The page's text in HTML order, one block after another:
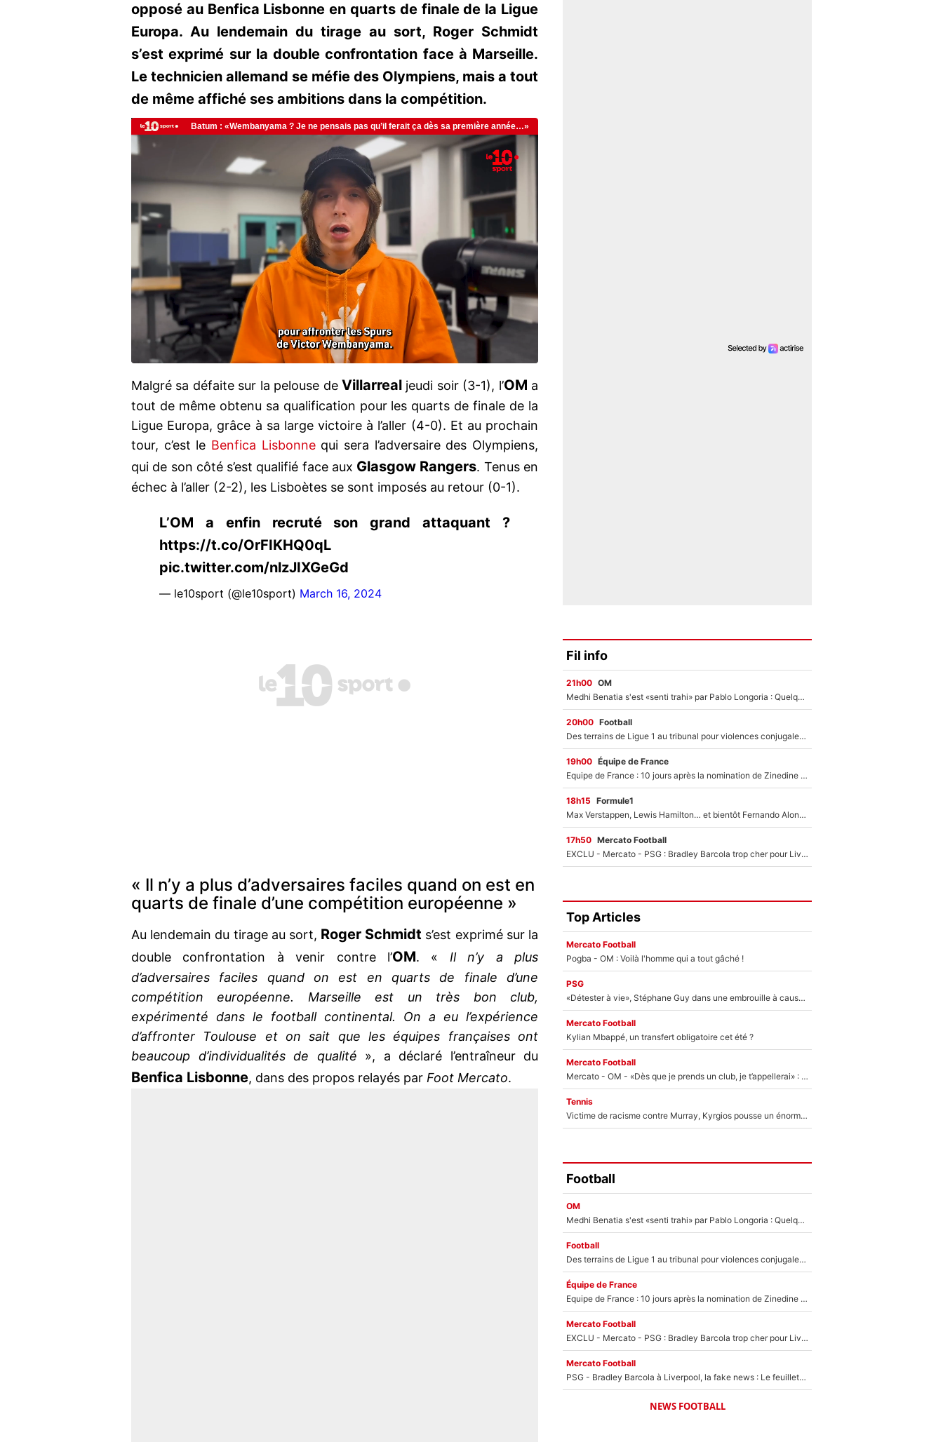
opposé au Benfica Lisbonne en quarts de finale de la Ligue
Europa. Au lendemain du tirage au sort, Roger Schmidt
s’est exprimé sur la double confrontation face à Marseille.
Le technicien allemand se méfie des Olympiens, mais a tout
de même affiché ses ambitions dans la compétition.
Malgré sa défaite sur la pelouse de Villarreal jeudi soir (3-1), l’OM a
tout de même obtenu sa qualification pour les quarts de finale de la
Ligue Europa, grâce à sa large victoire à l’aller (4-0). Et au prochain
tour, c’est le Benfica Lisbonnequi sera l’adversaire des Olympiens,
qui de son côté s’est qualifié face aux Glasgow Rangers. Tenus en
échec à l’aller (2-2), les Lisboètes se sont imposés au retour (0-1).
L’OM a enfin recruté son grand attaquant ?
https://t.co/OrFIKHQ0qL
pic.twitter.com/nlzJIXGeGd
— le10sport (@le10sport) March 16, 2024
« Il n’y a plus d’adversaires faciles quand on est en
quarts de finale d’une compétition européenne »
Au lendemain du tirage au sort, Roger Schmidt s’est exprimé sur la
double confrontation à venir contre l’OM. « Il n’y a plus
d’adversaires faciles quand on est en quarts de finale d’une
compétition européenne. Marseille est un très bon club,
expérimenté dans le football continental. On a eu l’expérience
d’affronter Toulouse et on sait que les équipes françaises ont
beaucoup d’individualités de qualité », a déclaré l’entraîneur du
Benfica Lisbonne, dans des propos relayés par Foot Mercato.
Fil info
21h00 OM
Medhi Benatia s'est «senti trahi» par Pablo Longoria : Quelques semaines après son départ, l'ancien directeur de football de l'OM règle ses comptes
20h00 Football
Des terrains de Ligue 1 au tribunal pour violences conjugales : Un arbitre français encourt une peine de 18 mois de prison !
19h00 Équipe de France
Equipe de France : 10 jours après la nomination de Zinedine Zidane, c'est au tour de son fils de prendre un nouveau départ !
18h15 Formule1
Max Verstappen, Lewis Hamilton… et bientôt Fernando Alonso ? Le classement des pilotes les mieux payés en Formule 1 risque de changer !
17h50 Mercato Football
EXCLU - Mercato - PSG : Bradley Barcola trop cher pour Liverpool
Top Articles
Mercato Football
Pogba - OM : Voilà l'homme qui a tout gâché !
PSG
«Détester à vie», Stéphane Guy dans une embrouille à cause du PSG !
Mercato Football
Kylian Mbappé, un transfert obligatoire cet été ?
Mercato Football
Mercato - OM - «Dès que je prends un club, je t’appellerai» : La promesse de Marcelino au moment de claquer la porte
Tennis
Victime de racisme contre Murray, Kyrgios pousse un énorme coup de gueule !
Football
OM
Medhi Benatia s'est «senti trahi» par Pablo Longoria : Quelques semaines après son départ, l'ancien directeur de football de l'OM règle ses comptes
Football
Des terrains de Ligue 1 au tribunal pour violences conjugales : Un arbitre français encourt une peine de 18 mois de prison !
Équipe de France
Equipe de France : 10 jours après la nomination de Zinedine Zidane, c'est au tour de son fils de prendre un nouveau départ !
Mercato Football
EXCLU - Mercato - PSG : Bradley Barcola trop cher pour Liverpool
Mercato Football
PSG - Bradley Barcola à Liverpool, la fake news : Le feuilleton continue !
NEWS FOOTBALL